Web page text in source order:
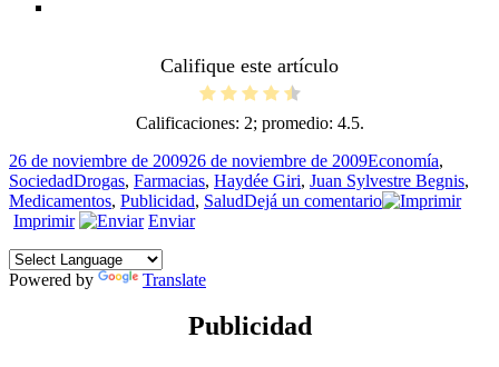
Califique este artículo
Calificaciones: 2; promedio: 4.5.
Publicado
el
26 de noviembre de 200926 de noviembre de 2009Categorías
Economía,
SociedadEtiquetas
Drogas, Farmacias, Haydée Giri, Juan Sylvestre Begnis,
Medicamentos, Publicidad, SaludDejá un comentarioen
Imprimir Enviar
Powered by Translate
Publicidad